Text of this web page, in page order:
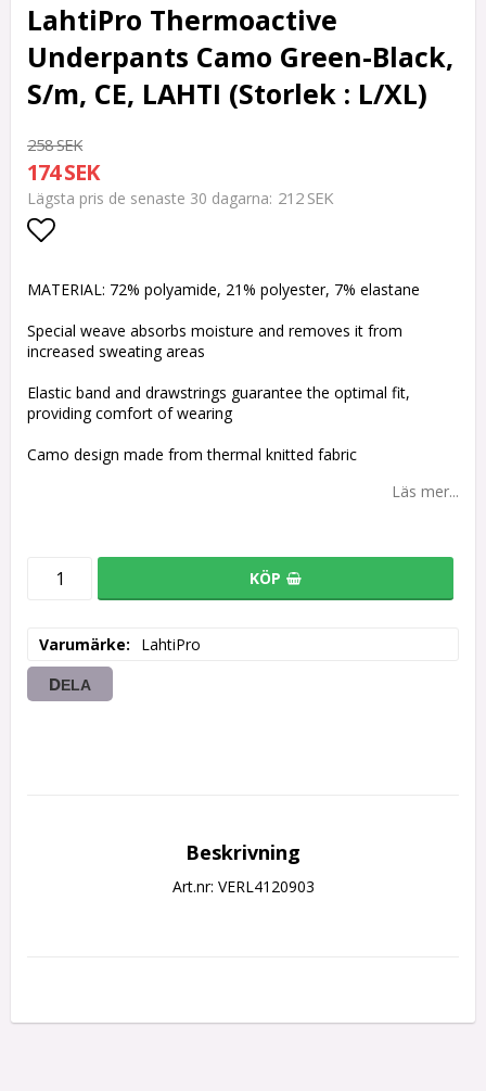
LahtiPro Thermoactive
Underpants Camo Green-Black,
S/m, CE, LAHTI (Storlek : L/XL)
258 SEK
174 SEK
Lägsta pris de senaste 30 dagarna 212 SEK
MATERIAL: 72% polyamide, 21% polyester, 7% elastane
Special weave absorbs moisture and removes it from
increased sweating areas
Elastic band and drawstrings guarantee the optimal fit,
providing comfort of wearing
Camo design made from thermal knitted fabric
Läs mer...
KÖP
Varumärke LahtiPro
DELA
Beskrivning
Art.nr: VERL4120903